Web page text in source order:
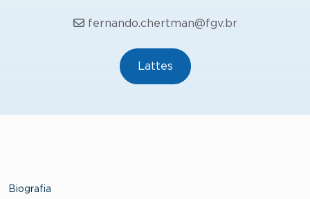
fernando.chertman@fgv.br
Lattes
Biografia